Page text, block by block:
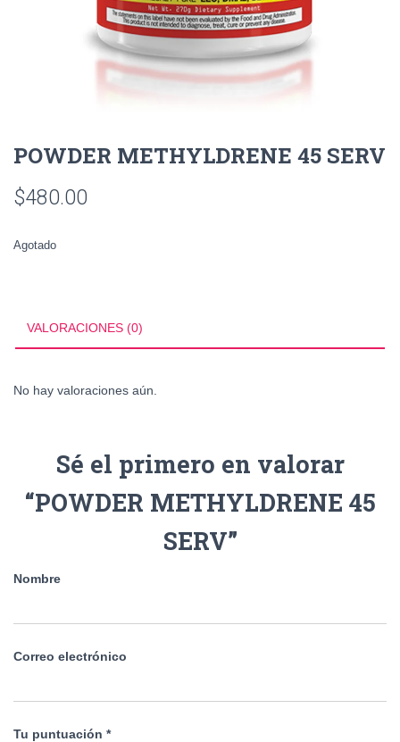
POWDER METHYLDRENE 45 SERV
$480.00
Agotado
VALORACIONES (0)
No hay valoraciones aún.
Sé el primero en valorar
“POWDER METHYLDRENE 45
SERV”
Nombre
Correo electrónico
Tu puntuación *